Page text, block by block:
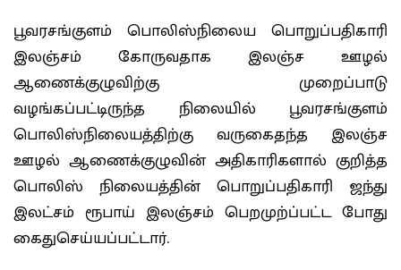
பூவரசங்குளம் பொலிஸ்நிலைய பொறுப்பதிகாரி
இலஞ்சம் கோருவதாக இலஞ்ச ஊழல்
ஆணைக்குழுவிற்கு முறைப்பாடு
வழங்கப்பட்டிருந்த நிலையில் பூவரசங்குளம்
பொலிஸ்நிலையத்திற்கு வருகைதந்த இலஞ்ச
ஊழல் ஆணைக்குழுவின் அதிகாரிகளால் குறித்த
பொலிஸ் நிலையத்தின் பொறுப்பதிகாரி ஜந்து
இலட்சம் ரூபாய் இலஞ்சம் பெறமுற்ப்பட்ட போது
கைதுசெய்யப்பட்டார்.